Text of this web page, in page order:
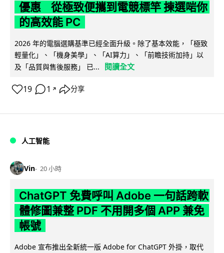
優惠 從極致便攜到電競標竿 揀選啱你
的高效能 PC
2026 年的電腦選購基準已經全面升級。除了基本效能，「極致
輕量化」、「機身美學」、「AI算力」、「前瞻技術加持」以
及「品質與售後服務」 已...
閱讀全文
19 1 ↗ 分享
人工智能
Vin 20 小時
ChatGPT 免費呼叫 Adobe 一句話跨軟
體修圖兼整 PDF 不用開多個 APP 兼免
帳號
Adobe 宣布推出全新統一版 Adobe for ChatGPT 外掛，取代